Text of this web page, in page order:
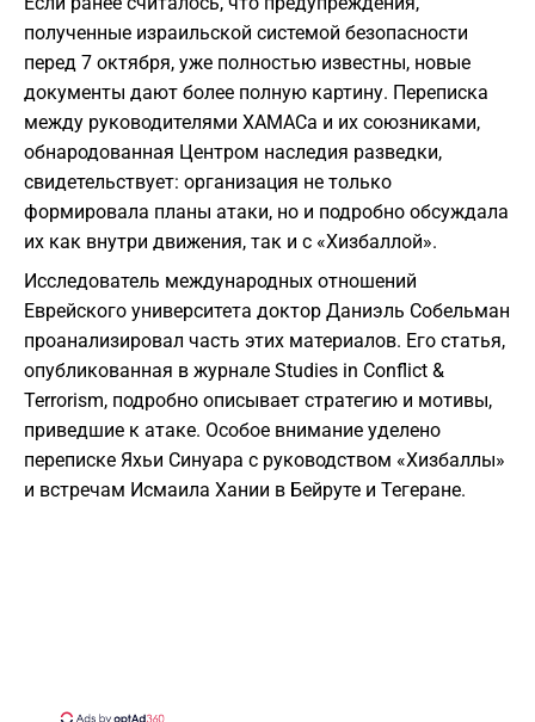
полученные израильской системой безопасности
перед 7 октября, уже полностью известны, новые
документы дают более полную картину. Переписка
между руководителями ХАМАСа и их союзниками,
обнародованная Центром наследия разведки,
свидетельствует: организация не только
формировала планы атаки, но и подробно обсуждала
их как внутри движения, так и с «Хизбаллой».
Исследователь международных отношений
Еврейского университета доктор Даниэль Собельман
проанализировал часть этих материалов. Его статья,
опубликованная в журнале Studies in Conflict &
Terrorism, подробно описывает стратегию и мотивы,
приведшие к атаке. Особое внимание уделено
переписке Яхьи Синуара с руководством «Хизбаллы»
и встречам Исмаила Хании в Бейруте и Тегеране.